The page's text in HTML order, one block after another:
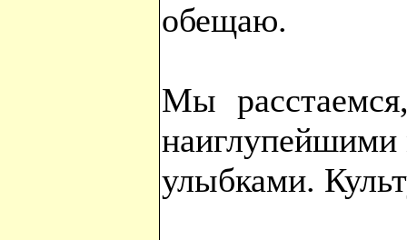
обещаю.
Мы
наиглупейшими
улыбками.